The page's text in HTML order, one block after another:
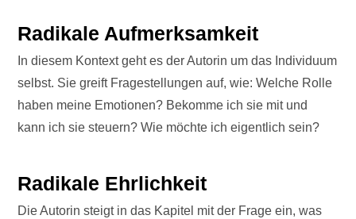
Radikale Aufmerksamkeit
In diesem Kontext geht es der Autorin um das Individuum
selbst. Sie greift Fragestellungen auf, wie: Welche Rolle
haben meine Emotionen? Bekomme ich sie mit und
kann ich sie steuern? Wie möchte ich eigentlich sein?
Radikale Ehrlichkeit
Die Autorin steigt in das Kapitel mit der Frage ein, was